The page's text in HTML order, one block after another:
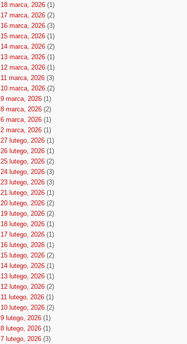
18 marca, 2026(1)
17 marca, 2026(2)
16 marca, 2026(3)
15 marca, 2026(1)
14 marca, 2026(2)
13 marca, 2026(1)
12 marca, 2026(1)
11 marca, 2026(3)
10 marca, 2026(2)
9 marca, 2026(1)
8 marca, 2026(2)
6 marca, 2026(1)
2 marca, 2026(1)
27 lutego, 2026(1)
26 lutego, 2026(1)
25 lutego, 2026(2)
24 lutego, 2026(3)
23 lutego, 2026(3)
21 lutego, 2026(1)
20 lutego, 2026(2)
19 lutego, 2026(2)
18 lutego, 2026(1)
17 lutego, 2026(1)
16 lutego, 2026(1)
15 lutego, 2026(2)
14 lutego, 2026(1)
13 lutego, 2026(1)
12 lutego, 2026(2)
11 lutego, 2026(1)
10 lutego, 2026(2)
9 lutego, 2026(1)
8 lutego, 2026(1)
7 lutego, 2026(3)